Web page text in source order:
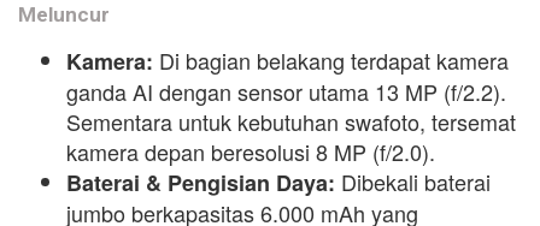
Meluncur
Kamera: Di bagian belakang terdapat kamera
ganda AI dengan sensor utama 13 MP (f/2.2).
Sementara untuk kebutuhan swafoto, tersemat
kamera depan beresolusi 8 MP (f/2.0).
Baterai & Pengisian Daya: Dibekali baterai
jumbo berkapasitas6.000 mAh yang